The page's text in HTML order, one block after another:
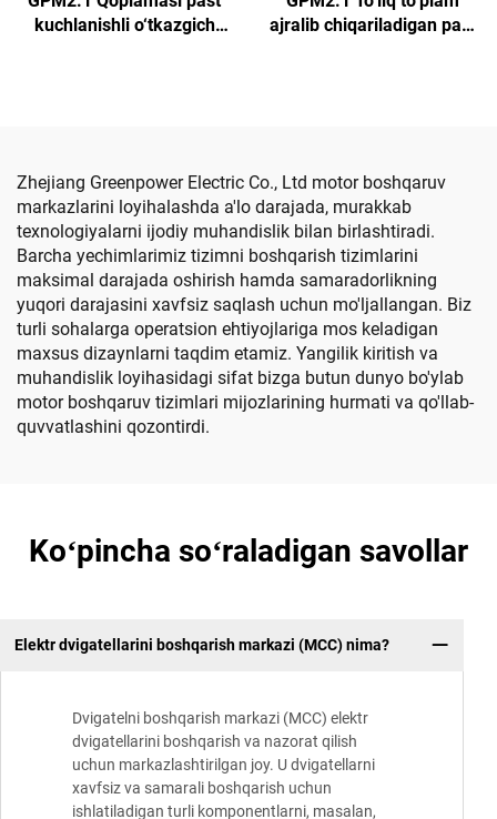
kuchlanishli o‘tkazgich
ajralib chiqariladigan past
Zhejiang Greenpower Electric Co., Ltd motor boshqaruv
markazlarini loyihalashda a'lo darajada, murakkab
texnologiyalarni ijodiy muhandislik bilan birlashtiradi.
Barcha yechimlarimiz tizimni boshqarish tizimlarini
maksimal darajada oshirish hamda samaradorlikning
yuqori darajasini xavfsiz saqlash uchun mo'ljallangan. Biz
turli sohalarga operatsion ehtiyojlariga mos keladigan
maxsus dizaynlarni taqdim etamiz. Yangilik kiritish va
muhandislik loyihasidagi sifat bizga butun dunyo bo'ylab
motor boshqaruv tizimlari mijozlarining hurmati va qo'llab-
quvvatlashini qozontirdi.
Koʻpincha soʻraladigan savollar
Elektr dvigatellarini boshqarish markazi (MCC) nima?
Dvigatelni boshqarish markazi (MCC) elektr
dvigatellarini boshqarish va nazorat qilish
uchun markazlashtirilgan joy. U dvigatellarni
xavfsiz va samarali boshqarish uchun
ishlatiladigan turli komponentlarni, masalan,